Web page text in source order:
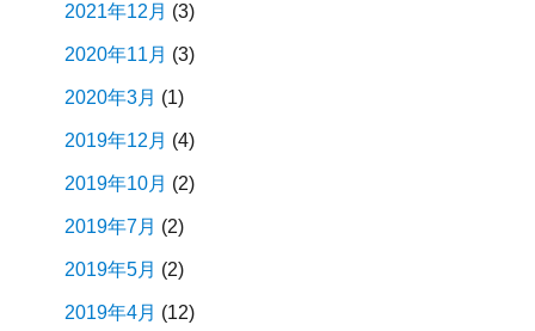
2021年12月 (3)
2020年11月 (3)
2020年3月 (1)
2019年12月 (4)
2019年10月 (2)
2019年7月 (2)
2019年5月 (2)
2019年4月 (12)